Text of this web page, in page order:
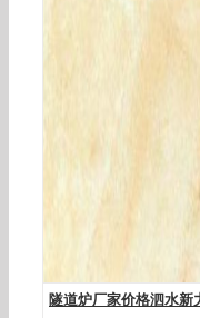
隧道炉厂家价格泗水新
广州珠三角大小